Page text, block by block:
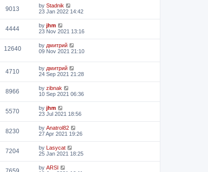
9013 by Stadnik
23 Jan 2022 14:42
4444 by jhm
23 Nov 2021 13:16
12640 by дмитрий
09 Nov 2021 21:10
4710 by дмитрий
24 Sep 2021 21:28
8966 by zibnak
10 Sep 2021 06:36
5570 by jhm
23 Jul 2021 18:56
8230 by Anatrol82
27 Apr 2021 19:26
7204 by Lasycat
25 Jan 2021 18:25
by ARSI